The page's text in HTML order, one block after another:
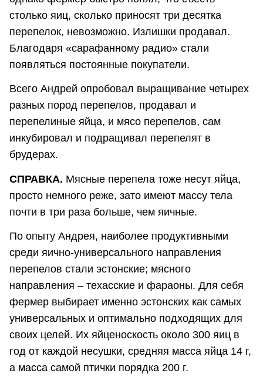
столько яиц, сколько приносят три десятка
перепелок, невозможно. Излишки продавал.
Благодаря «сарафанному радио» стали
появляться постоянные покупатели.
Всего Андрей опробовал выращивание четырех
разных пород перепелов, продавал и
перепелиные яйца, и мясо перепелов, сам
инкубировал и подращивал перепелят в
брудерах.
СПРАВКА. Мясные перепела тоже несут яйца,
просто немного реже, зато имеют массу тела
почти в три раза больше, чем яичные.
По опыту Андрея, наиболее продуктивными
среди яично-универсального направления
перепелов стали эстонские; мясного
направления – техасские и фараоны. Для себя
фермер выбирает именно эстонских как самых
универсальных и оптимально подходящих для
своих целей. Их яйценоскость около 300 яиц в
год от каждой несушки, средняя масса яйца 14 г,
а масса самой птички порядка 200 г.